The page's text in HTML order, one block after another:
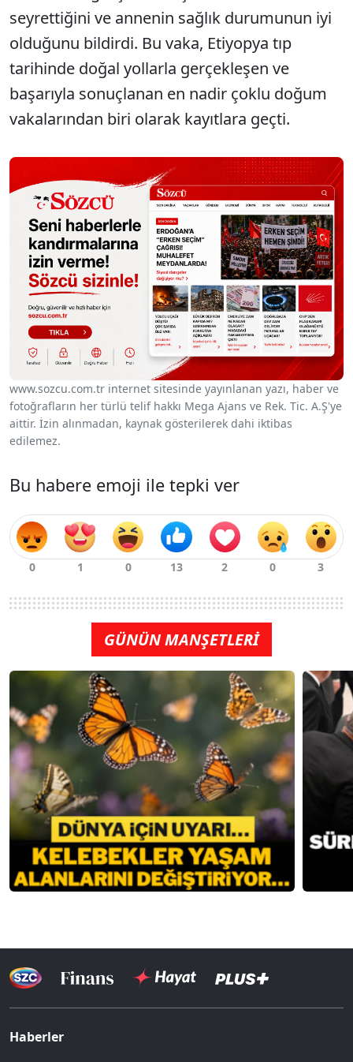
seyrettiğini ve annenin sağlık durumunun iyi
olduğunu bildirdi. Bu vaka, Etiyopya tıp
tarihinde doğal yollarla gerçekleşen ve
başarıyla sonuçlanan en nadir çoklu doğum
vakalarından biri olarak kayıtlara geçti.
www.sozcu.com.tr internet sitesinde yayınlanan yazı, haber ve
fotoğrafların her türlü telif hakkı Mega Ajans ve Rek. Tic. A.Ş'ye
aittir. İzin alınmadan, kaynak gösterilerek dahi iktibas
edilemez.
Bu habere emoji ile tepki ver
GÜNÜN MANŞETLERİ
Haberler